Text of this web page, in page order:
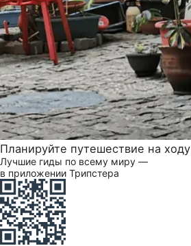
Планируйте путешествие на ходу
Лучшие гиды по всему миру —
в приложении Трипстера